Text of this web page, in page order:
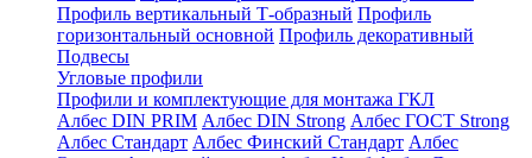
Профиль вертикальный Т-образный Профиль
горизонтальный основной Профиль декоративный
Подвесы
Угловые профили
Профили и комплектующие для монтажа ГКЛ
Албес DIN PRIM Албес DIN Strong Албес ГОСТ Strong
Албес Стандарт Албес Финский Стандарт Албес